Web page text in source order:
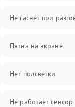
Не гаснет при
Пятна на экране
Нет подсветки
Не работает сенсор